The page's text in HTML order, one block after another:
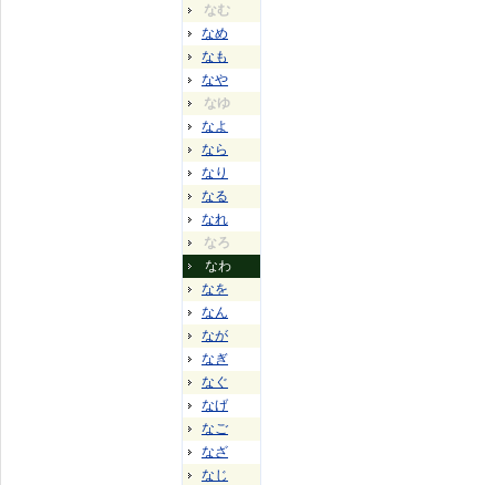
なむ
なめ
なも
なや
なゆ
なよ
なら
なり
なる
なれ
なろ
なわ
なを
なん
なが
なぎ
なぐ
なげ
なご
なざ
なじ